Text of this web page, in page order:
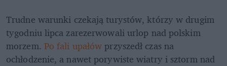
Trudne warunki czekają turystów, którzy w drugim
tygodniu lipca zarezerwowali urlop nad polskim
morzem. Po fali upałów przyszedł czas na
ochłodzenie, a nawet porywiste wiatry i sztorm nad